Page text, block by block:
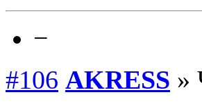
−
#106 AKRESS »